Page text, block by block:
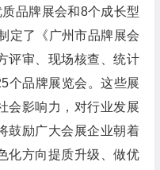
品牌展会和8个成长型
定了《广州市品牌展会
评审、现场核查、统计
个品牌展览会。这些展
会影响力，对行业发展
鼓励广大会展企业朝着
化方向提质升级、做优